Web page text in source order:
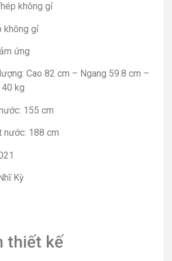
không gỉ
không gỉ
ứng
Cao 82 cm – Ngang 59.8 cm –
kg
155 cm
nước: 188 cm
Kỳ
thiết kế